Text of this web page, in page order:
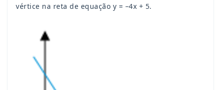
vértice na reta de equação y = –4x + 5.